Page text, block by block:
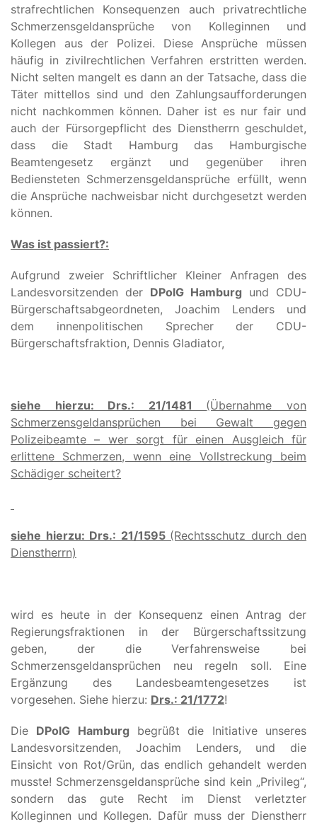
strafrechtlichen Konsequenzen auch privatrechtliche
Schmerzensgeldansprüche von Kolleginnen und
Kollegen aus der Polizei. Diese Ansprüche müssen
häufig in zivilrechtlichen Verfahren erstritten werden.
Nicht selten mangelt es dann an der Tatsache, dass die
Täter mittellos sind und den Zahlungsaufforderungen
nicht nachkommen können. Daher ist es nur fair und
auch der Fürsorgepflicht des Dienstherrn geschuldet,
dass die Stadt Hamburg das Hamburgische
Beamtengesetz ergänzt und gegenüber ihren
Bediensteten Schmerzensgeldansprüche erfüllt, wenn
die Ansprüche nachweisbar nicht durchgesetzt werden
können.
Was ist passiert?:
Aufgrund zweier Schriftlicher Kleiner Anfragen des
Landesvorsitzenden der DPolG Hamburg und CDU-
Bürgerschaftsabgeordneten, Joachim Lenders und
dem innenpolitischen Sprecher der CDU-
Bürgerschaftsfraktion, Dennis Gladiator,
siehe hierzu: Drs.: 21/1481 (Übernahme von
Schmerzensgeldansprüchen bei Gewalt gegen
Polizeibeamte – wer sorgt für einen Ausgleich für
erlittene Schmerzen, wenn eine Vollstreckung beim
Schädiger scheitert?
siehe hierzu: Drs.: 21/1595 (Rechtsschutz durch den
Dienstherrn)
wird es heute in der Konsequenz einen Antrag der
Regierungsfraktionen in der Bürgerschaftssitzung
geben, der die Verfahrensweise bei
Schmerzensgeldansprüchen neu regeln soll. Eine
Ergänzung des Landesbeamtengesetzes ist
vorgesehen. Siehe hierzu: Drs.: 21/1772!
Die DPolG Hamburg begrüßt die Initiative unseres
Landesvorsitzenden, Joachim Lenders, und die
Einsicht von Rot/Grün, das endlich gehandelt werden
musste! Schmerzensgeldansprüche sind kein „Privileg“,
sondern das gute Recht im Dienst verletzter
Kolleginnen und Kollegen. Dafür muss der Dienstherr